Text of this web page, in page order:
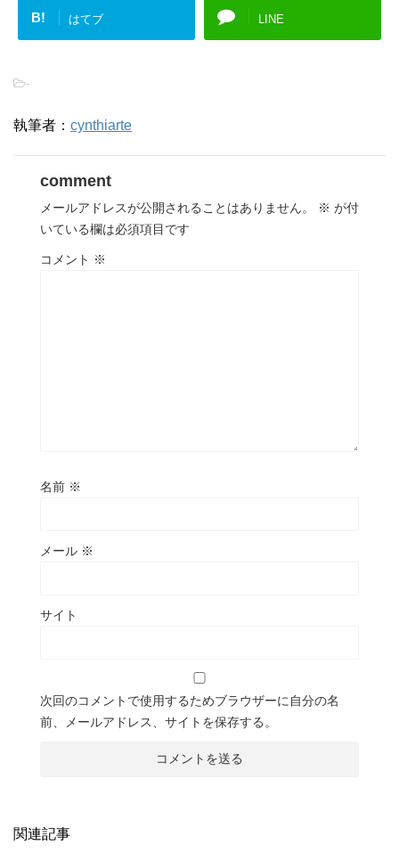
B! はてブ LINE
-
執筆者： cynthiarte
comment
メールアドレスが公開されることはありません。 ※ が付
いている欄は必須項目です
コメント ※
名前 ※
メール ※
サイト
次回のコメントで使用するためブラウザーに自分の名
前、メールアドレス、サイトを保存する。
関連記事